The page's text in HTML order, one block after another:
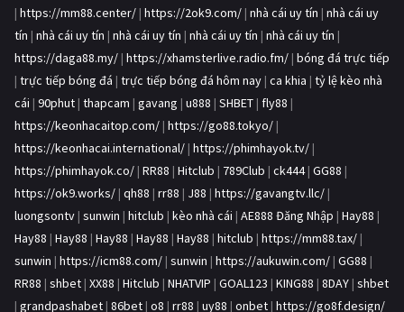
| https://mm88.center/ | https://2ok9.com/ | nhà cái uy tín | nhà cái uy
tín | nhà cái uy tín | nhà cái uy tín | nhà cái uy tín | nhà cái uy tín |
https://daga88.my/ | https://xhamsterlive.radio.fm/ | bóng đá trực tiếp
| trực tiếp bóng đá | trực tiếp bóng đá hôm nay | ca khia | tỷ lệ kèo nhà
cái | 90phut | thapcam | gavang | u888 | SHBET | fly88 |
https://keonhacaitop.com/ | https://go88.tokyo/ |
https://keonhacai.international/ | https://phimhayok.tv/ |
https://phimhayok.co/ | RR88 | Hitclub | 789Club | ck444| GG88 |
https://ok9.works/ | qh88 | rr88 | J88 | https://gavangtv.llc/ |
luongsontv | sunwin | hitclub | kèo nhà cái | AE888 Đăng Nhập | Hay88 |
Hay88 | Hay88 | Hay88 | Hay88 | Hay88 | hitclub | https://mm88.tax/ |
sunwin | https://icm88.com/ | sunwin | https://aukuwin.com/ | GG88 |
RR88 | shbet | XX88 | Hitclub | NHATVIP | GOAL123 | KING88 | 8DAY | shbet
| grandpashabet | 86bet | o8 | rr88 | uy88 | onbet | https://go8f.design/